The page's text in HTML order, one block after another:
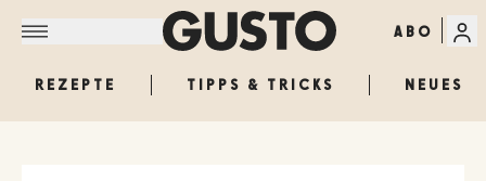
ABO
REZEPTE TIPPS & TRICKS NEUES